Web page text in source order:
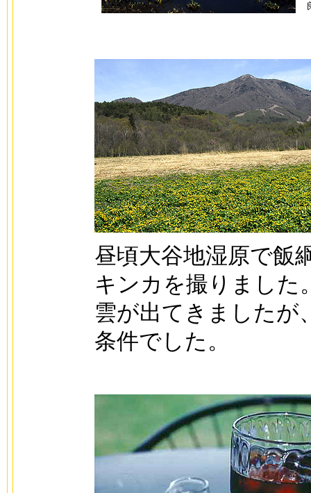
昼頃大谷地湿原で飯
キンカを撮りました
雲が出てきましたが
条件でした。